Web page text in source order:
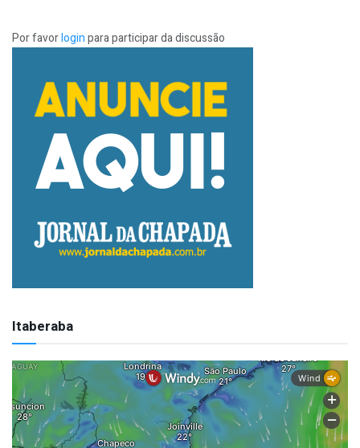
Por favorloginpara participar da discussão
Itaberaba